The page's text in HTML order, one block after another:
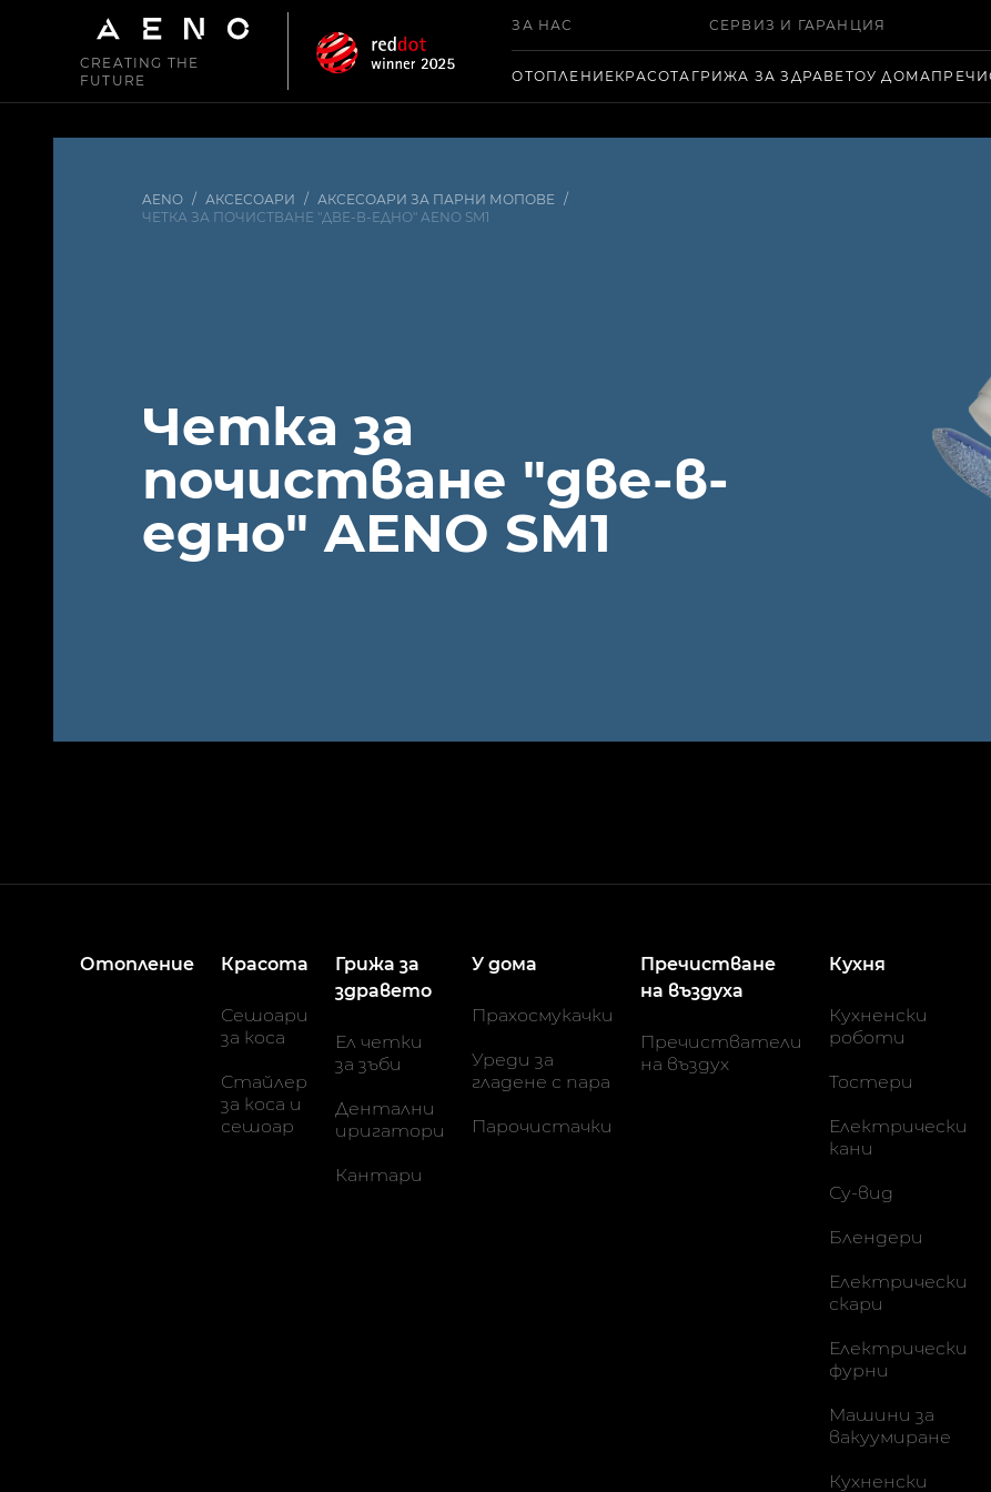
CREATING THE
FUTURE
ЗА НАС СЕРВИЗ И ГАРАНЦИЯ
ОТОПЛЕНИЕКРАСОТА ГРИЖА ЗА ЗДРАВЕТОУ ДОМА
AENO / АКСЕСОАРИ / АКСЕСОАРИ ЗА ПАРНИ МОПОВЕ /
ЧЕТКА ЗА ПОЧИСТВАНЕ "ДВЕ-В-ЕДНО" AENO SM1
Четка за
почистване "две-в-
едно" AENO SM1
Отопление Красота
Сешоари
за коса
Стайлер
за коса и
сешоар
Грижа за
здравето
Ел четки
за зъби
Дентални
иригатори
Кантари
У дома
Прахосмукачки
Уреди за
гладене с пара
Парочистачки
Пречистване
на въздуха
Пречистватели
на въздух
Кухня
Кухненски
роботи
Тостери
Електрически
кани
Су-вид
Блендери
Електрически
скари
Електрически
фурни
Машини за
вакуумиране
Кухненски